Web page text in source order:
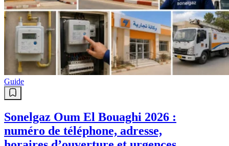
Guide
Sonelgaz Oum El Bouaghi 2026 :
numéro de téléphone, adresse,